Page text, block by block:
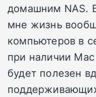
домашним NAS.
мне жизнь
компьютеров в
при наличии
будет полезен